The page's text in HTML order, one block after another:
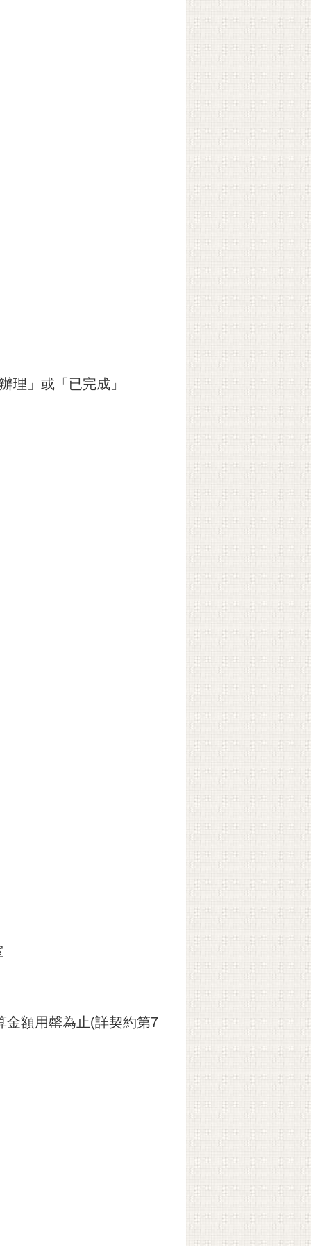
理」或「已完成」
金額用罄為止(詳契約第7